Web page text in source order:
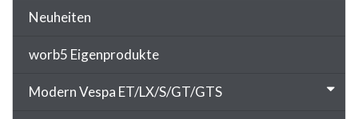
Neuheiten
worb5 Eigenprodukte
Modern Vespa ET/LX/S/GT/GTS